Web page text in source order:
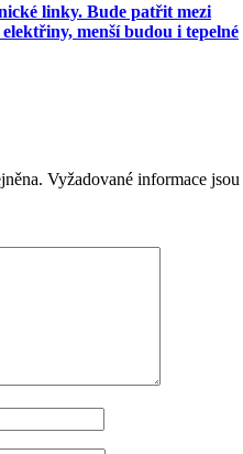
linky. Bude patřit mezi
menší budou i tepelné
Vyžadované informace jsou